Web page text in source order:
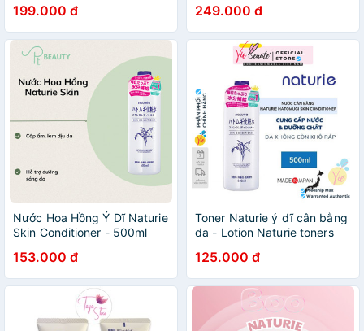
199.000 đ
Địa Nhật 180g
249.000 đ
Nước Hoa Hồng Ý Dĩ Naturie
Skin Conditioner - 500ml
153.000 đ
Toner Naturie ý dĩ cân bằng
da - Lotion Naturie toners
125.000 đ